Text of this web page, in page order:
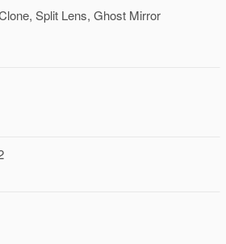
Split Lens, Ghost Mirror